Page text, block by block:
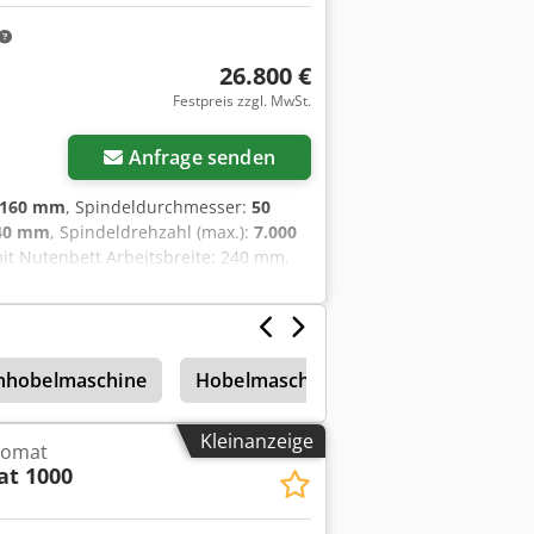
26.800 €
Festpreis zzgl. MwSt.
Anfrage senden
160 mm, Spindeldurchmesser: 50
mm, Spindeldrehzahl (max.): 7.000
Nutenbett Arbeitsbreite: 240 mm,
1-Unten (7,5 kW ) 7000
kW) 7000 U/Min 4-Oben ( 7,5 KW)
Eine angetriebene Walze im Tisch
Hobelmaschine
Kleinanzeige
1000